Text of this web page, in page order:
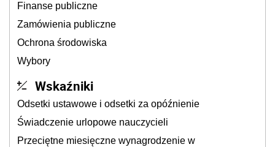
Finanse publiczne
Zamówienia publiczne
Ochrona środowiska
Wybory
Wskaźniki
Odsetki ustawowe i odsetki za opóźnienie
Świadczenie urlopowe nauczycieli
Przeciętne miesięczne wynagrodzenie w